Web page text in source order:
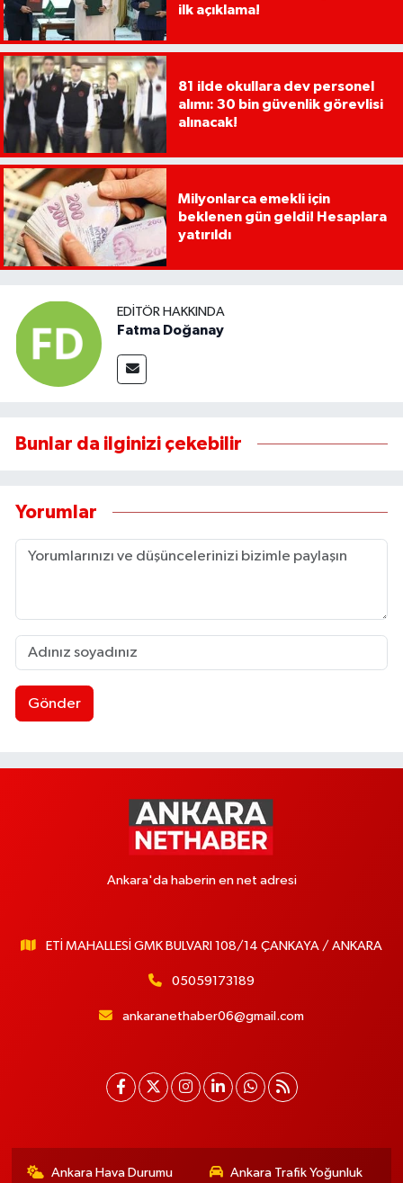
ilk açıklama!
81 ilde okullara dev personel
alımı: 30 bin güvenlik görevlisi
alınacak!
Milyonlarca emekli için
beklenen gün geldi! Hesaplara
yatırıldı
EDITÖR HAKKINDA
Fatma Doğanay
Bunlar da ilginizi çekebilir
Yorumlar
Gönder
Ankara'da haberin en net adresi
ETİ MAHALLESİ GMK BULVARI 108/14 ÇANKAYA / ANKARA
05059173189
ankaranethaber06@gmail.com
Ankara Hava Durumu Ankara Trafik Yoğunluk